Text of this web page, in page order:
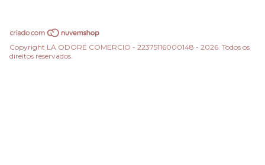
Copyright LA ODORE COMERCIO - 22375116000148 - 2026. Todos os
direitos reservados.